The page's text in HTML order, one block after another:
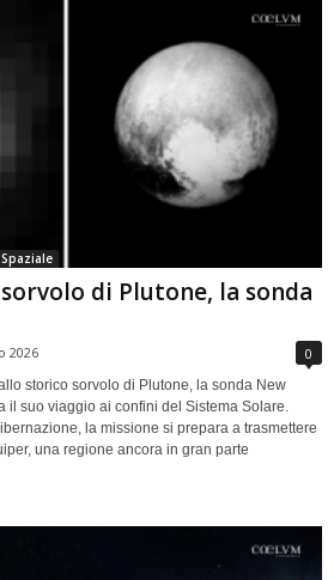
di Plutone, la sonda
2026 0
storico sorvolo di Plutone, la sonda New
il suo viaggio ai confini del Sistema Solare.
la missione si prepara a trasmettere
una regione ancora in gran parte